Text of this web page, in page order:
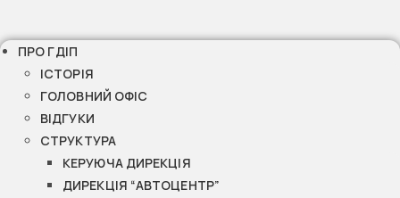
ПРО ГДІП
ІСТОРІЯ
ГОЛОВНИЙ ОФІС
ВІДГУКИ
СТРУКТУРА
КЕРУЮЧА ДИРЕКЦІЯ
ДИРЕКЦІЯ “АВТОЦЕНТР”